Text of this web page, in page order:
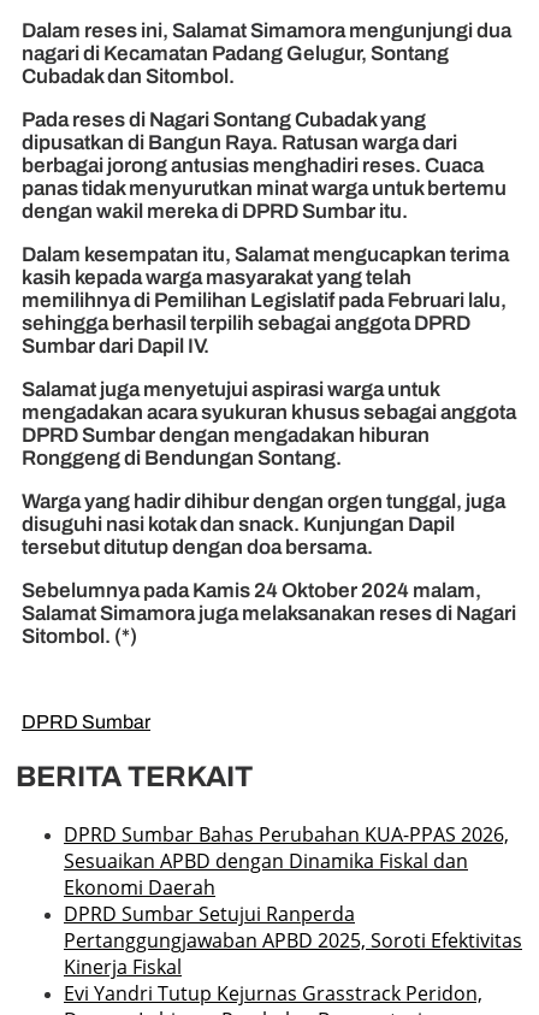
Dalam reses ini, Salamat Simamora mengunjungi dua
nagari di Kecamatan Padang Gelugur, Sontang
Cubadak dan Sitombol.
Pada reses di Nagari Sontang Cubadak yang
dipusatkan di Bangun Raya. Ratusan warga dari
berbagai jorong antusias menghadiri reses. Cuaca
panas tidak menyurutkan minat warga untuk bertemu
dengan wakil mereka di DPRD Sumbar itu.
Dalam kesempatan itu, Salamat mengucapkan terima
kasih kepada warga masyarakat yang telah
memilihnya di Pemilihan Legislatif pada Februari lalu,
sehingga berhasil terpilih sebagai anggota DPRD
Sumbar dari Dapil IV.
Salamat juga menyetujui aspirasi warga untuk
mengadakan acara syukuran khusus sebagai anggota
DPRD Sumbar dengan mengadakan hiburan
Ronggeng di Bendungan Sontang.
Warga yang hadir dihibur dengan orgen tunggal, juga
disuguhi nasi kotak dan snack. Kunjungan Dapil
tersebut ditutup dengan doa bersama.
Sebelumnya pada Kamis 24 Oktober 2024 malam,
Salamat Simamora juga melaksanakan reses di Nagari
Sitombol. (*)
DPRD Sumbar
BERITA TERKAIT
DPRD Sumbar Bahas Perubahan KUA-PPAS 2026,
Sesuaikan APBD dengan Dinamika Fiskal dan
Ekonomi Daerah
DPRD Sumbar Setujui Ranperda
Pertanggungjawaban APBD 2025, Soroti Efektivitas
Kinerja Fiskal
Evi Yandri Tutup Kejurnas Grasstrack Peridon,